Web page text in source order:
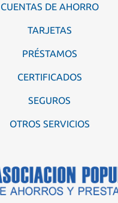
CUENTAS DE AHORRO
TARJETAS
PRÉSTAMOS
CERTIFICADOS
SEGUROS
OTROS SERVICIOS